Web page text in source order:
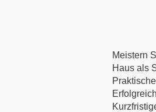
Meistern
Haus als